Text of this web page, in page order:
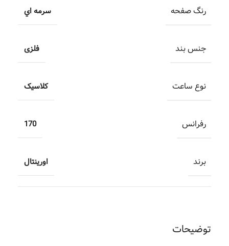
توضیحات
رنگ صفحه سرمه اي
جنس بند فلزی
نوع ساعت کلاسیک
رفرانس 170
برند اورینتال